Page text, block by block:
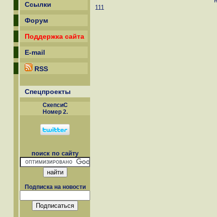
Ссылки
Форум
Поддержка сайта
E-mail
RSS
Спецпроекты
СкепсиС
Номер 2.
поиск по сайту
Подписка на новости
111